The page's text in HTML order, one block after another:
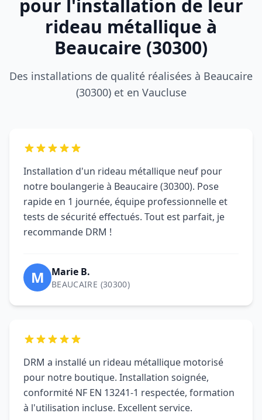
commerciales du Vaucluse.
pour l'installation de leur
rideau métallique à
Beaucaire (30300)
Des installations de qualité réalisées à Beaucaire
(30300) et en Vaucluse
Installation d'un rideau métallique neuf pour
notre boulangerie à Beaucaire (30300). Pose
rapide en 1 journée, équipe professionnelle et
tests de sécurité effectués. Tout est parfait, je
recommande DRM !
M Marie B.
BEAUCAIRE (30300)
DRM a installé un rideau métallique motorisé
pour notre boutique. Installation soignée,
conformité NF EN 13241-1 respectée, formation
à l'utilisation incluse. Excellent service.